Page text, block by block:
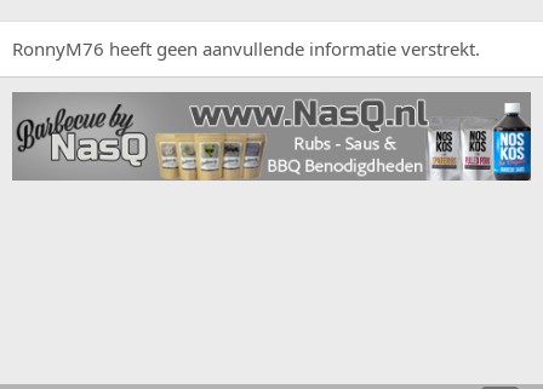
RonnyM76 heeft geen aanvullende informatie verstrekt.